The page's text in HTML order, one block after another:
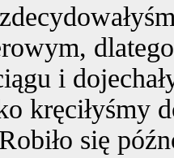
i
kręciłyśmy
się